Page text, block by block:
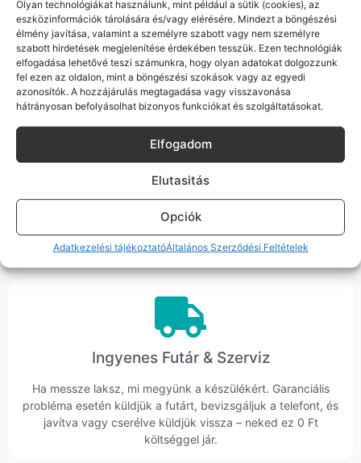
Olyan technológiákat használunk, mint például a sütik (cookies), az
eszközinformációk tárolására és/vagy elérésére. Mindezt a böngészési
élmény javítása, valamint a személyre szabott vagy nem személyre
szabott hirdetések megjelenítése érdekében tesszük. Ezen technológiák
elfogadása lehetővé teszi számunkra, hogy olyan adatokat dolgozzunk
fel ezen az oldalon, mint a böngészési szokások vagy az egyedi
azonosítók. A hozzájárulás megtagadása vagy visszavonása
hátrányosan befolyásolhat bizonyos funkciókat és szolgáltatásokat.
Elfogadom
Elutasitás
Opciók
Adatkezelési tájékoztatóÁltalános Szerződési Feltételek
Sok éve a szegedi piac meghatározó szereplői vagyunk.
Nem egy arctalan webshop vagyunk: ha kérdésed van, élő
ember veszi fel a telefont, és személyesen is megtalálsz
minket Szegeden.
Korrekt Ügyintézés
Hibázni emberi dolog, de a felelősségvállalás nálunk alap.
Ha ritkán előfordul egy hiba, nem kifogásokat keresünk,
hanem megoldást. Szakértő kollégáink azonnal kézbe
veszik az ügyedet.
Ingyenes Futár & Szerviz
Ha messze laksz, mi megyünk a készülékért. Garanciális
probléma esetén küldjük a futárt, bevizsgáljuk a telefont, és
javítva vagy cserélve küldjük vissza – neked ez 0 Ft
költséggel jár.